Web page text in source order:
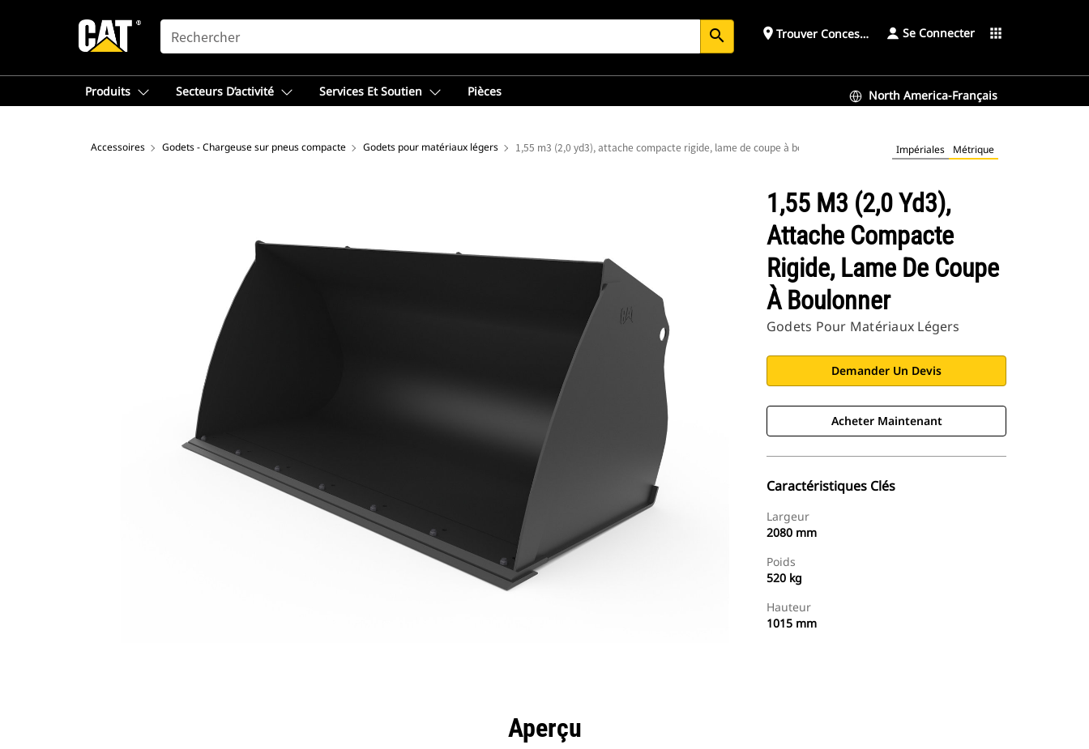
SEARCH search place Trouver ConcessionnaireSe Connecter apps
Produits Secteurs D’activité Services Et Soutien Pièces North America-Français
Accessoires Godets - Chargeuse sur pneus compacte Godets pour matériaux légers 1,55 m3 (2,0 yd3), attache compacte rigide, lame de coupe à boulonner Impériales Métrique
1,55 M3 (2,0 Yd3),
Attache Compacte
Rigide, Lame De Coupe
À Boulonner
Godets Pour Matériaux Légers
Demander Un Devis
Acheter Maintenant
Caractéristiques Clés
Largeur
2080 mm
Poids
520 kg
Hauteur
1015 mm
Aperçu